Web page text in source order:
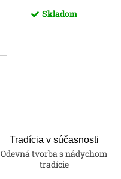
Skladom
Tradícia v súčasnosti
Odevná tvorba s nádychom
tradície